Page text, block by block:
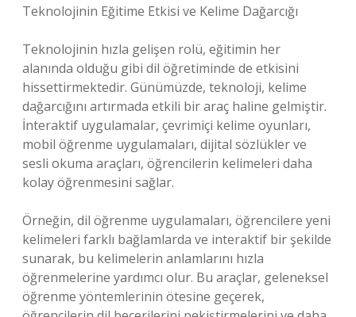
Teknolojinin Eğitime Etkisi ve Kelime Dağarcığı
Teknolojinin hızla gelişen rolü, eğitimin her
alanında olduğu gibi dil öğretiminde de etkisini
hissettirmektedir. Günümüzde, teknoloji, kelime
dağarcığını artırmada etkili bir araç haline gelmiştir.
İnteraktif uygulamalar, çevrimiçi kelime oyunları,
mobil öğrenme uygulamaları, dijital sözlükler ve
sesli okuma araçları, öğrencilerin kelimeleri daha
kolay öğrenmesini sağlar.
Örneğin, dil öğrenme uygulamaları, öğrencilere yeni
kelimeleri farklı bağlamlarda ve interaktif bir şekilde
sunarak, bu kelimelerin anlamlarını hızla
öğrenmelerine yardımcı olur. Bu araçlar, geleneksel
öğrenme yöntemlerinin ötesine geçerek,